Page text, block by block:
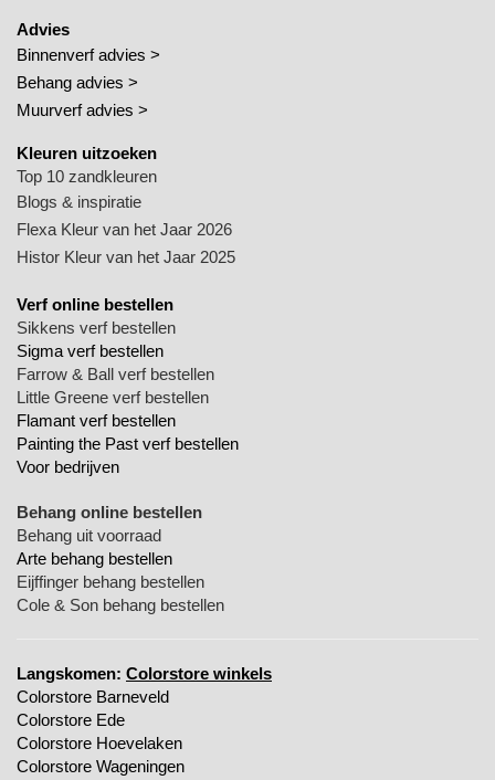
Advies
Binnenverf advies >
Behang advies >
Muurverf advies >
Kleuren uitzoeken
Top 10 zandkleuren
Blogs & inspiratie
Flexa Kleur van het Jaar 2026
Histor Kleur van het Jaar 2025
Verf online bestellen
Sikkens verf bestellen
Sigma verf bestellen
Farrow & Ball verf bestellen
Little Greene verf bestellen
Flamant verf bestellen
Painting the Past verf bestellen
Voor bedrijven
Behang online bestellen
Behang uit voorraad
Arte behang bestellen
Eijffinger behang bestellen
Cole & Son behang bestellen
Langskomen: Colorstore winkels
Colorstore Barneveld
Colorstore Ede
Colorstore Hoevelaken
Colorstore Wageningen